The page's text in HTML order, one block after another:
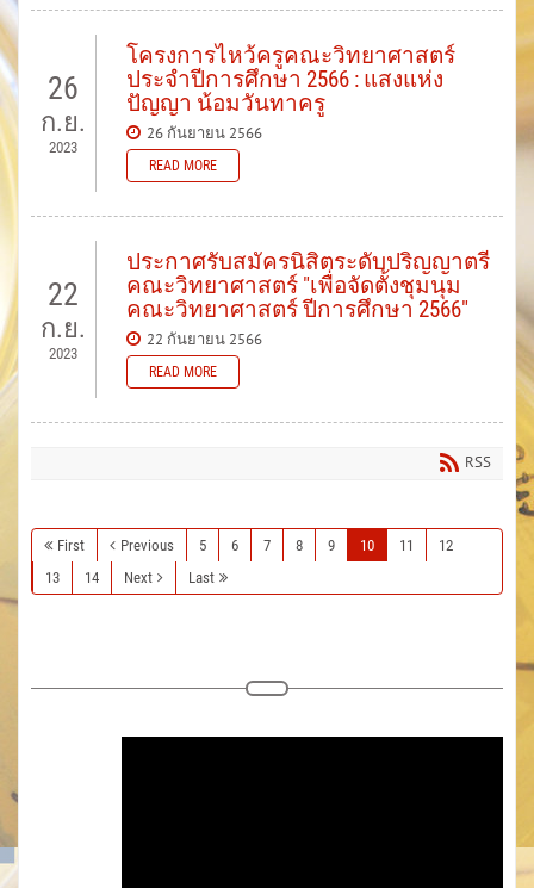
26
ก.ย.
2023
โครงการไหว้ครูคณะวิทยาศาสตร์
ประจำปีการศึกษา 2566 : แสงแห่ง
ปัญญา น้อมวันทาครู
26 กันยายน 2566
READ MORE
22
ก.ย.
2023
ประกาศรับสมัครนิสิตระดับปริญญาตรี
คณะวิทยาศาสตร์ "เพื่อจัดตั้งชุมนุม
คณะวิทยาศาสตร์ ปีการศึกษา 2566"
22 กันยายน 2566
READ MORE
RSS
First Previous 5 6 7 8 9 10 11
12
13
14 Next Last